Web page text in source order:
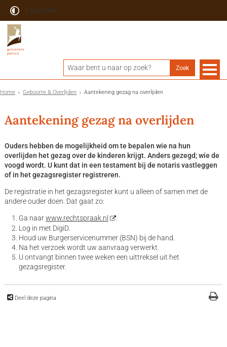
Lees voor
Home Geboorte & Overlijden Aantekening gezag na overlijden
Aantekening gezag na overlijden
Ouders hebben de mogelijkheid om te bepalen wie na hun
overlijden het gezag over de kinderen krijgt. Anders gezegd; wie de
voogd wordt. U kunt dat in een testament bij de notaris vastleggen
of in het gezagsregister registreren.
De registratie in het gezagsregister kunt u alleen of samen met de
andere ouder doen. Dat gaat zo:
Ga naarwww.rechtspraak.nl
.
Log in met DigiD.
Houd uw Burgerservicenummer (BSN) bij de hand.
Na het verzoek wordt uw aanvraag verwerkt.
U ontvangt binnen twee weken een uittreksel uit het
gezagsregister.
Deel deze pagina